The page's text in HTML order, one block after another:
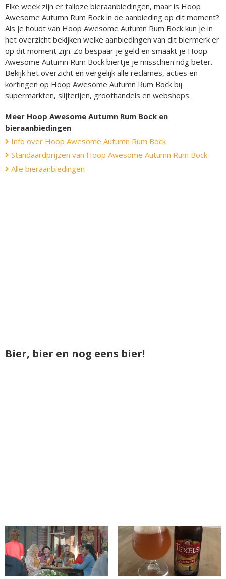
Elke week zijn er talloze bieraanbiedingen, maar is Hoop
Awesome Autumn Rum Bock in de aanbieding op dit moment?
Als je houdt van Hoop Awesome Autumn Rum Bock kun je in
het overzicht bekijken welke aanbiedingen van dit biermerk er
op dit moment zijn. Zo bespaar je geld en smaakt je Hoop
Awesome Autumn Rum Bock biertje je misschien nóg beter.
Bekijk het overzicht en vergelijk alle reclames, acties en
kortingen op Hoop Awesome Autumn Rum Bock bij
supermarkten, slijterijen, groothandels en webshops.
Meer Hoop Awesome Autumn Rum Bock en
bieraanbiedingen
Info over Hoop Awesome Autumn Rum Bock
Standaardprijzen van Hoop Awesome Autumn Rum Bock
Alle bieraanbiedingen
Bier, bier en nog eens bier!